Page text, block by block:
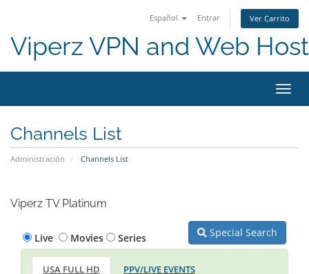
Español Entrar Ver Carrito
Viperz VPN and Web
Channels List
Administración Channels List
Viperz TV Platinum